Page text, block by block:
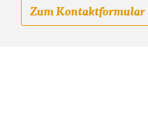
Zum Kontaktformular